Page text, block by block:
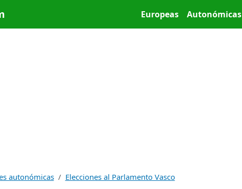
Main menu
Europeas Autonómicas
autonómicas Elecciones al Parlamento Vasco